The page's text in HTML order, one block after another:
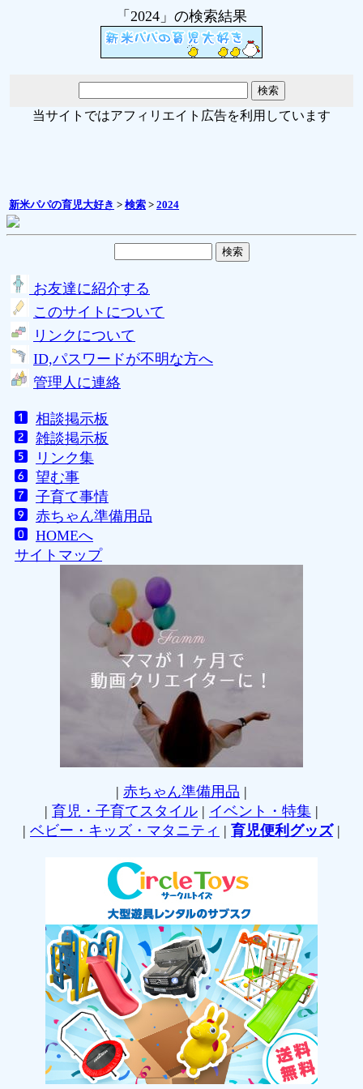
「2024」の検索結果
当サイトではアフィリエイト広告を利用しています
新米パパの育児大好き > 検索 > 2024
お友達に紹介する
このサイトについて
リンクについて
ID,パスワードが不明な方へ
管理人に連絡
相談掲示板
雑談掲示板
リンク集
望む事
子育て事情
赤ちゃん準備用品
HOMEへ
サイトマップ
| 赤ちゃん準備用品 |
| 育児・子育てスタイル | イベント・特集 |
| ベビー・キッズ・マタニティ | 育児便利グッズ|